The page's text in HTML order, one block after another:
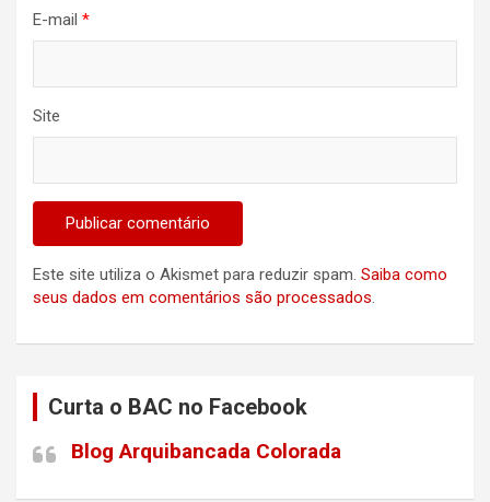
E-mail *
Site
Este site utiliza o Akismet para reduzir spam. Saiba como
seus dados em comentários são processados.
Curta o BAC no Facebook
Blog Arquibancada Colorada